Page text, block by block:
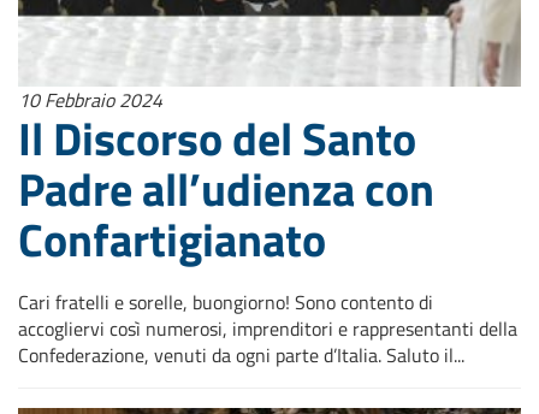
10 Febbraio 2024
Il Discorso del Santo
Padre all’udienza con
Confartigianato
Cari fratelli e sorelle, buongiorno! Sono contento di
accogliervi così numerosi, imprenditori e rappresentanti della
Confederazione, venuti da ogni parte d’Italia. Saluto il...